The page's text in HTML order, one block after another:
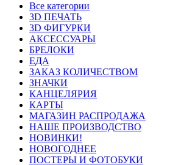
Все категории
3D ПЕЧАТЬ
3D ФИГУРКИ
АКСЕССУАРЫ
БРЕЛОКИ
ЕДА
ЗАКАЗ КОЛИЧЕСТВОМ
ЗНАЧКИ
КАНЦЕЛЯРИЯ
КАРТЫ
МАГАЗИН РАСПРОДАЖА
НАШЕ ПРОИЗВОДСТВО
НОВИНКИ!
НОВОГОДНЕЕ
ПОСТЕРЫ И ФОТОБУКИ